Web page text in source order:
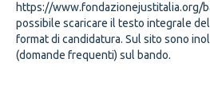
https://www.fondazionejustitalia.org/
possibile scaricare il testo integrale
format di candidatura. Sul sito sono
(domande frequenti) sul bando.